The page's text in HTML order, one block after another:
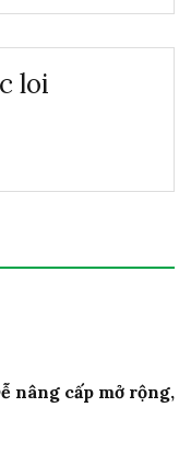
loi
nâng cấp mở rộng,